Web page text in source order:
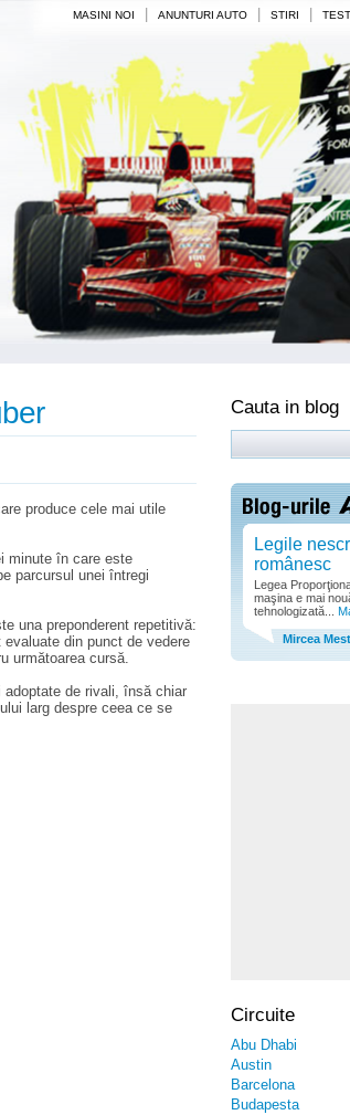
MASINI NOI ANUNTURI AUTO STIRI
produce cele mai utile
minute în care este
parcursul unei întregi
una preponderent repetitivă:
din punct de vedere
următoarea cursă.
adoptate de rivali, însă chiar
larg despre ceea ce se
Cauta in blog
Legile
românesc
Legea
maşina e mai
tehnologizată...
Mircea
Circuite
Abu Dhabi
Austin
Barcelona
Budapesta